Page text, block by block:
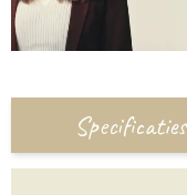
Specificaties